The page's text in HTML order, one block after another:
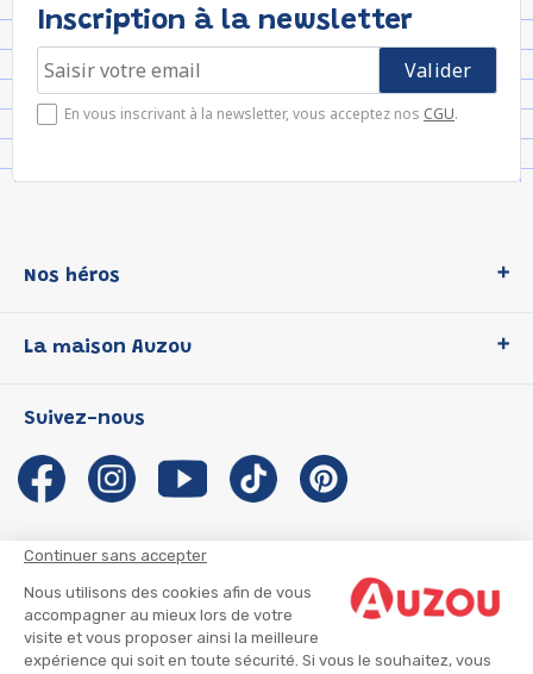
Continuer sans accepter
Nous utilisons des cookies afin de vous
accompagner au mieux lors de votre
visite et vous proposer ainsi la meilleure
expérience qui soit en toute sécurité. Si vous le souhaitez, vous
Inscription à la newsletter
En vous inscrivant à la newsletter, vous acceptez nos CGU.
Nos héros
P'tit Loup
Les Influenceuses
Migali
Petite Taupe
La maison Auzou
Notre histoire
Auzou s'engage
Auteurs et illustrateurs Auzou
Suivre mon colis
Infos consommateur
Suivez-nous
CGU
CGV